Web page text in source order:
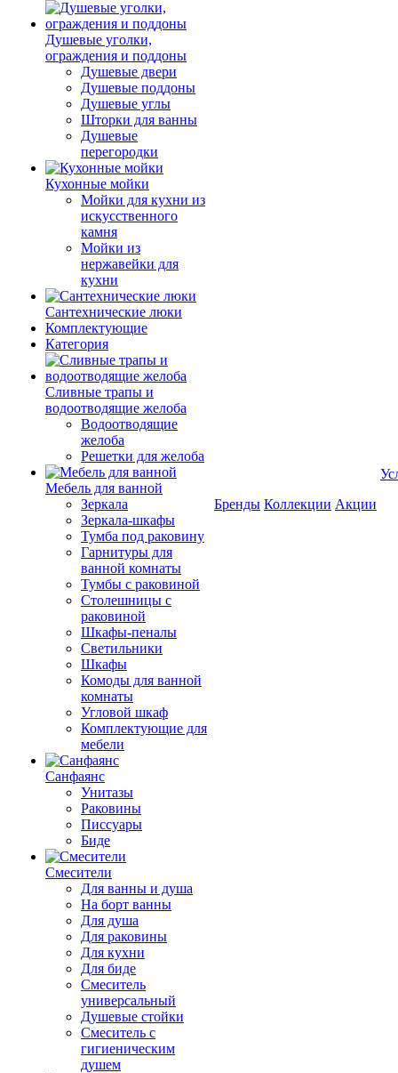
Душевые уголки,
ограждения и поддоны
Душевые двери
Душевые поддоны
Душевые углы
Шторки для ванны
Душевые
перегородки
Кухонные мойки
Мойки для кухни из
искусственного
камня
Мойки из
нержавейки для
кухни
Сантехнические люки
Комплектующие
Категория
Cливные трапы и
водоотводящие желоба
Водоотводящие
желоба
Решетки для желоба
Мебель для ванной
Зеркала
Зеркала-шкафы
Тумба под раковину
Гарнитуры для
ванной комнаты
Тумбы с раковиной
Столешницы с
раковиной
Шкафы-пеналы
Светильники
Шкафы
Комоды для ванной
комнаты
Угловой шкаф
Комплектующие для
мебели
Санфаянс
Унитазы
Раковины
Писсуары
Биде
Смесители
Для ванны и душа
На борт ванны
Для душа
Для раковины
Для кухни
Для биде
Смеситель
универсальный
Душевые стойки
Смеситель с
гигиеническим
душем
Бренды Коллекции Акции